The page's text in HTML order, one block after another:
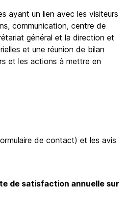
ayant un lien avec les visiteurs
communication, centre de
général et la direction et
et une réunion de bilan
et les actions à mettre en
de contact) et les avis
de satisfaction annuelle sur